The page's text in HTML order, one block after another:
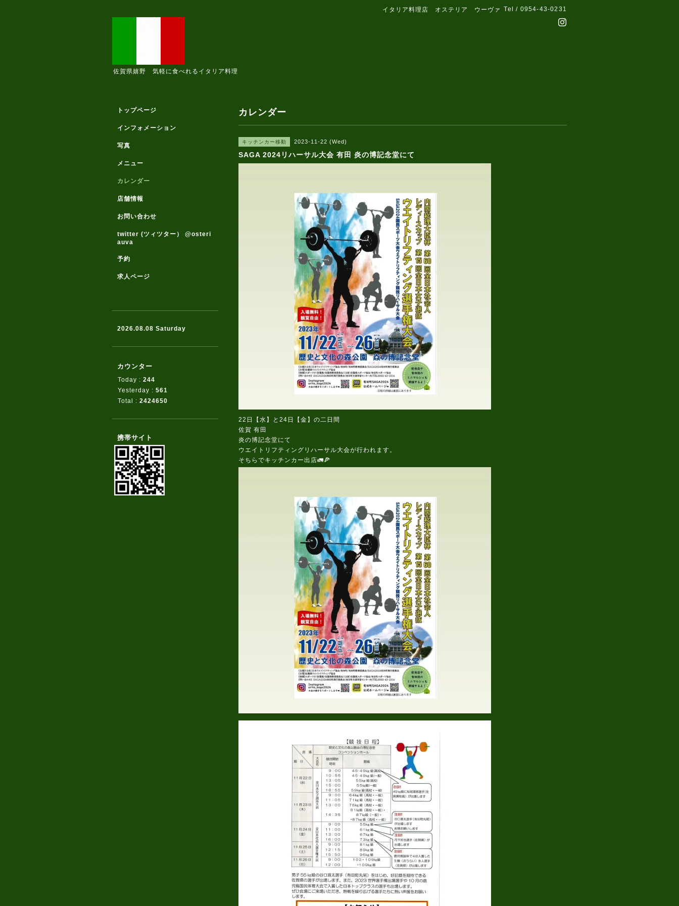
イタリア料理店 オステリア ウーヴァ Tel / 0954-43-0231
佐賀県嬉野 気軽に食べれるイタリア料理
カレンダー
キッチンカー移動 2023-11-22 (Wed)
SAGA 2024リハーサル大会 有田 炎の博記念堂にて
22日【水】と24日【金】の二日間
佐賀 有田
炎の博記念堂にて
ウエイトリフティングリハーサル大会が行われます。
そちらでキッチンカー出店🚛🍕
トップページ
インフォメーション
写真
メニュー
カレンダー
店舗情報
お問い合わせ
twitter (ツィツター） @osteri
auva
予約
求人ページ
2026.08.08 Saturday
カウンター
Today : 244
Yesterday : 561
Total : 2424650
携帯サイト